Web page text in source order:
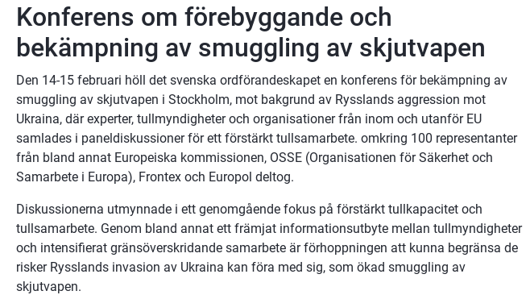
Konferens om förebyggande och
bekämpning av smuggling av skjutvapen
Den 14-15 februari höll det svenska ordförandeskapet en konferens för bekämpning av
smuggling av skjutvapen i Stockholm, mot bakgrund av Rysslands aggression mot
Ukraina, där experter, tullmyndigheter och organisationer från inom och utanför EU
samlades i paneldiskussioner för ett förstärkt tullsamarbete. omkring 100 representanter
från bland annat Europeiska kommissionen, OSSE (Organisationen för Säkerhet och
Samarbete i Europa), Frontex och Europol deltog.
Diskussionerna utmynnade i ett genomgående fokus på förstärkt tullkapacitet och
tullsamarbete. Genom bland annat ett främjat informationsutbyte mellan tullmyndigheter
och intensifierat gränsöverskridande samarbete är förhoppningen att kunna begränsa de
risker Rysslands invasion av Ukraina kan föra med sig, som ökad smuggling av
skjutvapen.